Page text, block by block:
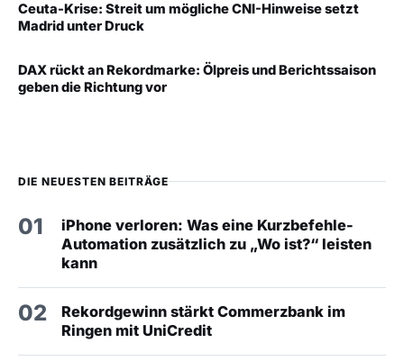
Ceuta-Krise: Streit um mögliche CNI-Hinweise setzt
Madrid unter Druck
DAX rückt an Rekordmarke: Ölpreis und Berichtssaison
geben die Richtung vor
DIE NEUESTEN BEITRÄGE
01
iPhone verloren: Was eine Kurzbefehle-
Automation zusätzlich zu „Wo ist?“ leisten
kann
02
Rekordgewinn stärkt Commerzbank im
Ringen mit UniCredit